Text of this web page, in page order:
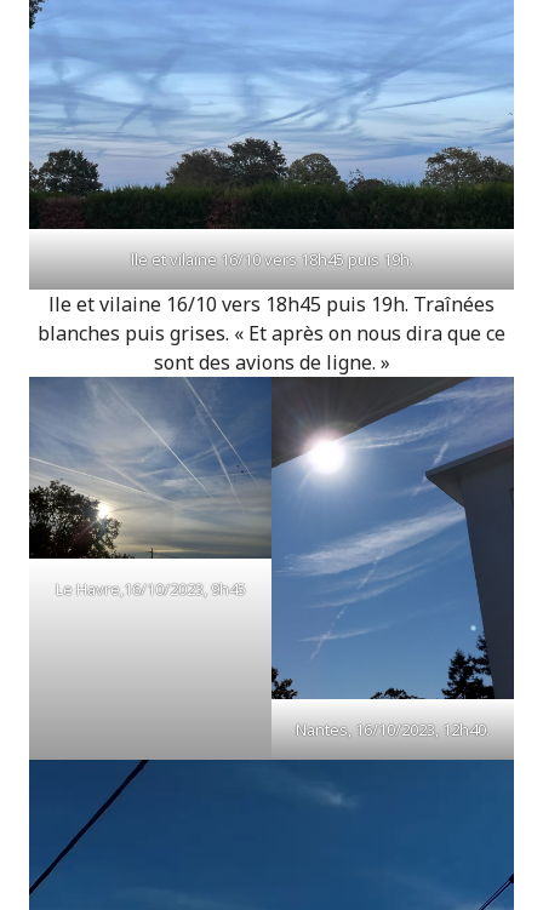
lle et vilaine 16/10 vers 18h45 puis 19h.
lle et vilaine 16/10 vers 18h45 puis 19h. Traînées
blanches puis grises. « Et après on nous dira que ce
sont des avions de ligne. »
Le Havre,16/10/2023, 9h45
Nantes, 16/10/2023, 12h40.